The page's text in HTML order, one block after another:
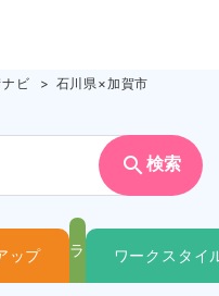
ビ 石川県×加賀市
search 検索
ップ ラ ワークスタイ